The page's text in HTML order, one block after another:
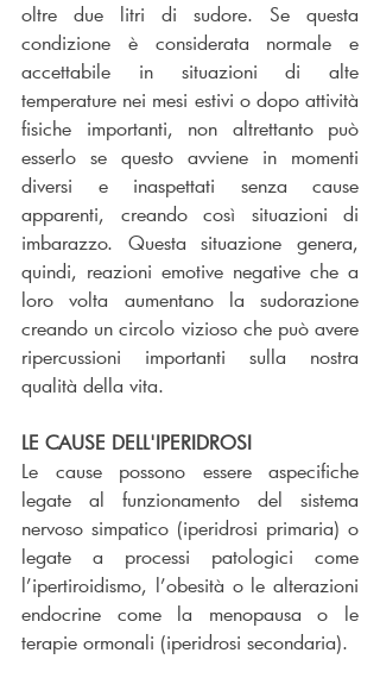
oltre due litri di sudore. Se questa
condizione è considerata normale e
accettabile in situazioni di alte
temperature nei mesi estivi o dopo attività
fisiche importanti, non altrettanto può
esserlo se questo avviene in momenti
diversi e inaspettati senza cause
apparenti, creando così situazioni di
imbarazzo. Questa situazione genera,
quindi, reazioni emotive negative che a
loro volta aumentano la sudorazione
creando un circolo vizioso che può avere
ripercussioni importanti sulla nostra
qualità della vita.
LE CAUSE DELL'IPERIDROSI
Le cause possono essere aspecifiche
legate al funzionamento del sistema
nervoso simpatico (iperidrosi primaria) o
legate a processi patologici come
l’ipertiroidismo, l’obesità o le alterazioni
endocrine come la menopausa o le
terapie ormonali (iperidrosi secondaria).